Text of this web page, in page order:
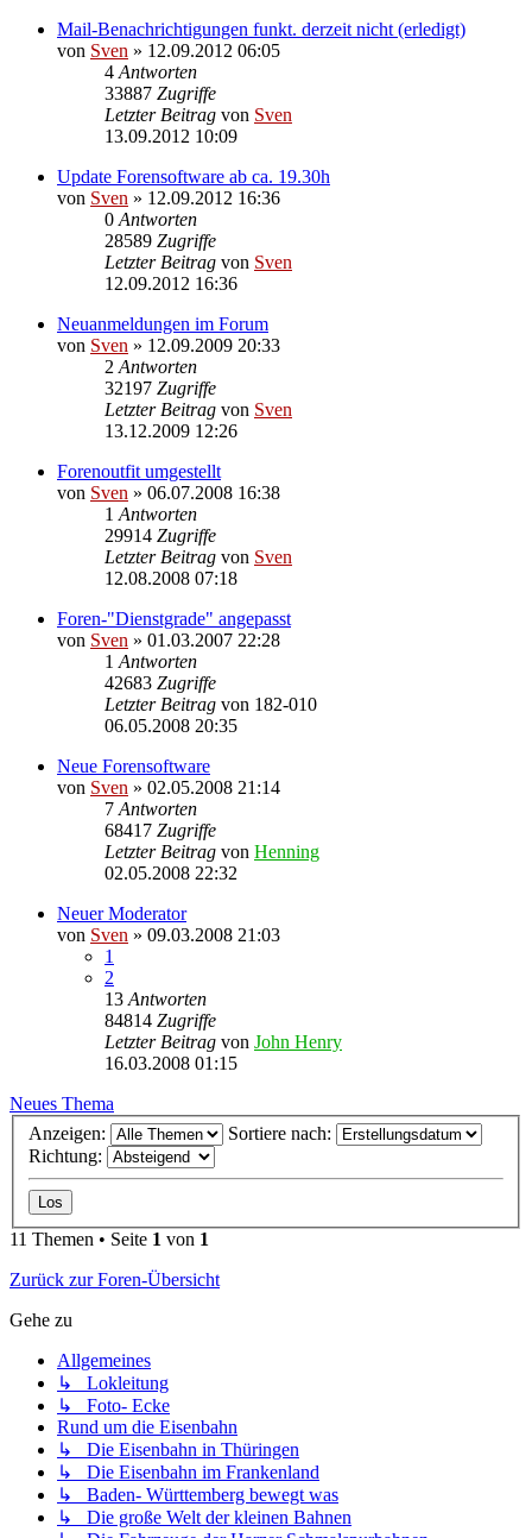
Mail-Benachrichtigungen funkt. derzeit nicht (erledigt)
von Sven » 12.09.2012 06:05
4 Antworten
33887 Zugriffe
Letzter Beitrag von Sven
13.09.2012 10:09
Update Forensoftware ab ca. 19.30h
von Sven » 12.09.2012 16:36
0 Antworten
28589 Zugriffe
Letzter Beitrag von Sven
12.09.2012 16:36
Neuanmeldungen im Forum
von Sven » 12.09.2009 20:33
2 Antworten
32197 Zugriffe
Letzter Beitrag von Sven
13.12.2009 12:26
Forenoutfit umgestellt
von Sven » 06.07.2008 16:38
1 Antworten
29914 Zugriffe
Letzter Beitrag von Sven
12.08.2008 07:18
Foren-"Dienstgrade" angepasst
von Sven » 01.03.2007 22:28
1 Antworten
42683 Zugriffe
Letzter Beitrag von 182-010
06.05.2008 20:35
Neue Forensoftware
von Sven » 02.05.2008 21:14
7 Antworten
68417 Zugriffe
Letzter Beitrag von Henning
02.05.2008 22:32
Neuer Moderator
von Sven » 09.03.2008 21:03
1
2
13 Antworten
84814 Zugriffe
Letzter Beitrag von John Henry
16.03.2008 01:15
Neues Thema
Anzeigen:
Sortiere nach:
Richtung:
11 Themen • Seite 1 von 1
Zurück zur Foren-Übersicht
Gehe zu
Allgemeines
↳ Lokleitung
↳ Foto- Ecke
Rund um die Eisenbahn
↳ Die Eisenbahn in Thüringen
↳ Die Eisenbahn im Frankenland
↳ Baden- Württemberg bewegt was
↳ Die große Welt der kleinen Bahnen